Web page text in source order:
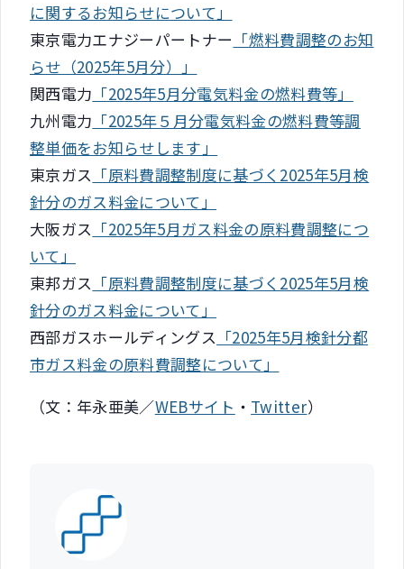
に関するお知らせについて」
東京電力エナジーパートナー 「燃料費調整のお知
らせ（2025年5月分）」
関西電力 「2025年5月分電気料金の燃料費等」
九州電力 「2025年５月分電気料金の燃料費等調
整単価をお知らせします」
東京ガス 「原料費調整制度に基づく2025年5月検
針分のガス料金について」
大阪ガス 「2025年5月ガス料金の原料費調整につ
いて」
東邦ガス 「原料費調整制度に基づく2025年5月検
針分のガス料金について」
西部ガスホールディングス 「2025年5月検針分都
市ガス料金の原料費調整について」
（文：年永亜美／WEBサイト ・ Twitter）